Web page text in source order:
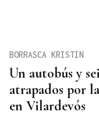
Un autobús y
atrapados por
en Vilardevós
BORRASCA KRISTIN